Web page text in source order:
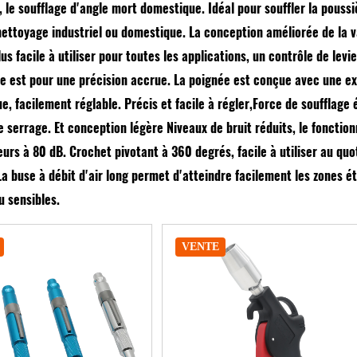
le soufflage d'angle mort domestique. Idéal pour souffler la
industriel ou domestique. La conception améliorée de
facile à utiliser pour toutes les applications, un contrôle de
est pour une précision accrue. La poignée est conçue avec une
facilement réglable. Précis et facile à régler,Force de soufflage
serrage. Et conception légère Niveaux de bruit réduits, le
à 80 dB. Crochet pivotant à 360 degrés, facile à utiliser au
buse à débit d'air long permet d'atteindre facilement les zones
sensibles.
VENTE